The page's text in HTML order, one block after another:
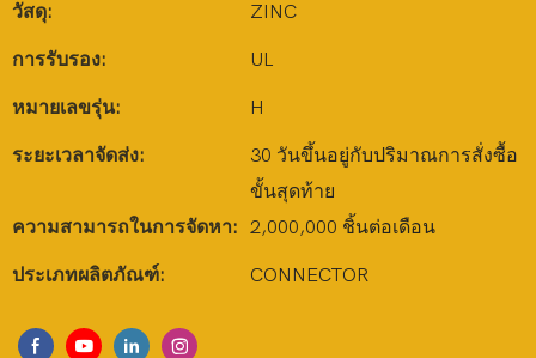
วัสดุ: ZINC
การรับรอง: UL
หมายเลขรุ่น: H
ระยะเวลาจัดส่ง:
30 วันขึ้นอยู่กับปริมาณการสั่งซื้อ
ขั้นสุดท้าย
ความสามารถในการจัดหา:
2,000,000 ชิ้นต่อเดือน
ประเภทผลิตภัณฑ์: CONNECTOR